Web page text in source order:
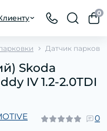
0
Датчик
Skoda
IV 1.2-2.0TDI
0